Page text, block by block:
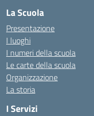
La Scuola
Presentazione
I luoghi
I numeri della scuola
Le carte della scuola
Organizzazione
La storia
I Servizi